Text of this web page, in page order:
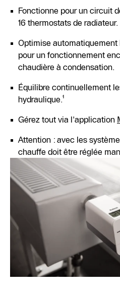
Fonctionne pour un circuit
16 thermostats de radiateur.
Optimise
pour un fonctionnement
chaudière à condensation.
Équilibre continuellement
hydraulique.¹
Gérez tout via l'application
Attention : avec les
chauffe doit être réglée